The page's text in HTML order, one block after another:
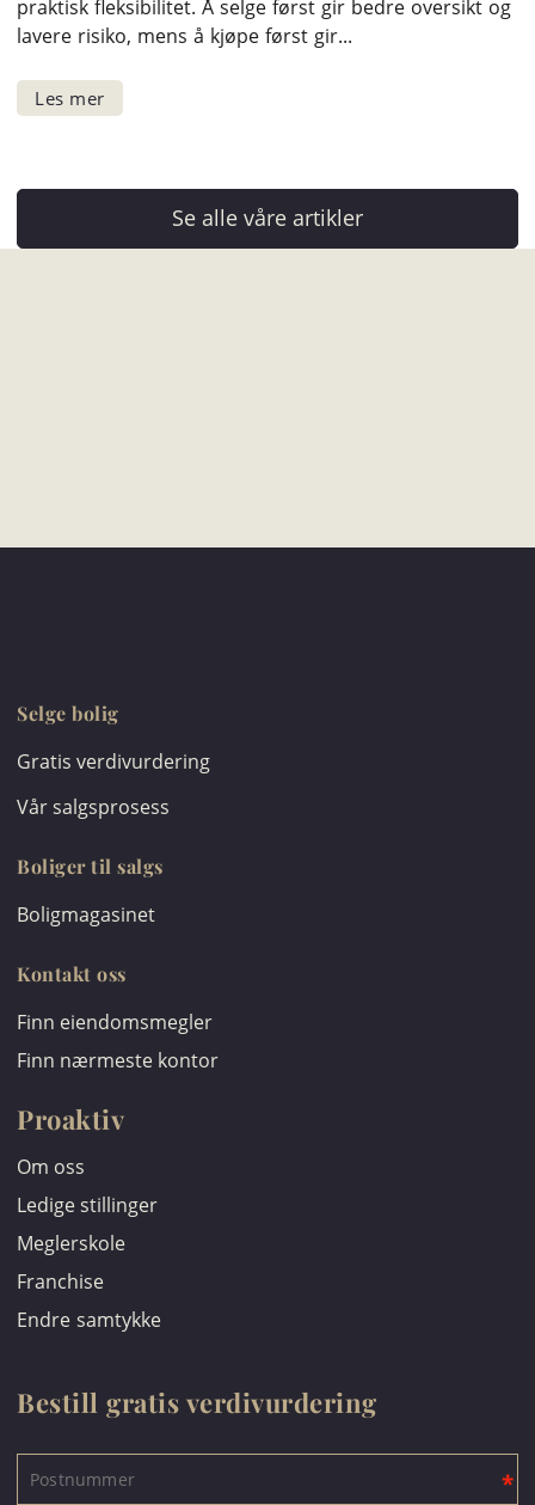
praktisk fleksibilitet. Å selge først gir bedre oversikt og
lavere risiko, mens å kjøpe først gir...
Selge bolig
Gratis verdivurdering
Vår salgsprosess
Boliger til salgs
Boligmagasinet
Kontakt oss
Finn eiendomsmegler
Finn nærmeste kontor
Proaktiv
Om oss
Ledige stillinger
Meglerskole
Franchise
Endre samtykke
Bestill gratis verdivurdering